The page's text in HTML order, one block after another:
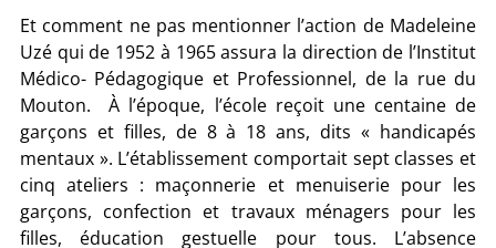
Et comment ne pas mentionner l’action de Madeleine
Uzé qui de 1952 à 1965 assura la direction de l’Institut
Médico- Pédagogique et Professionnel, de la rue du
Mouton. À l’époque, l’école reçoit une centaine de
garçons et filles, de 8 à 18 ans, dits « handicapés
mentaux ». L’établissement comportait sept classes et
cinq ateliers : maçonnerie et menuiserie pour les
garçons, confection et travaux ménagers pour les
filles, éducation gestuelle pour tous. L’absence